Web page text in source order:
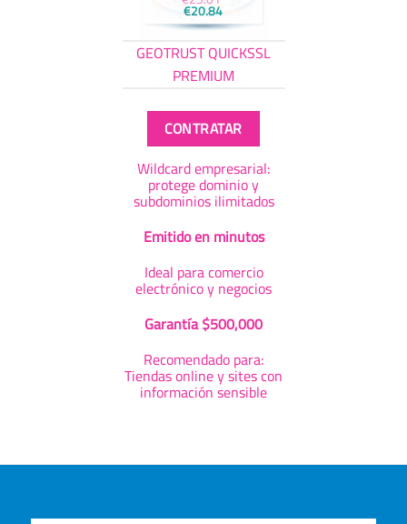
El
precio
original
era:
€25.01.
€20.84Elprecio
actual
es:
€20.84.
GEOTRUST QUICKSSL
PREMIUM
CONTRATAR
Wildcard empresarial:
protege dominio y
subdominios ilimitados
Emitido en minutos
Ideal para comercio
electrónico y negocios
Garantía $500,000
Recomendado para:
Tiendas online y sites con
información sensible